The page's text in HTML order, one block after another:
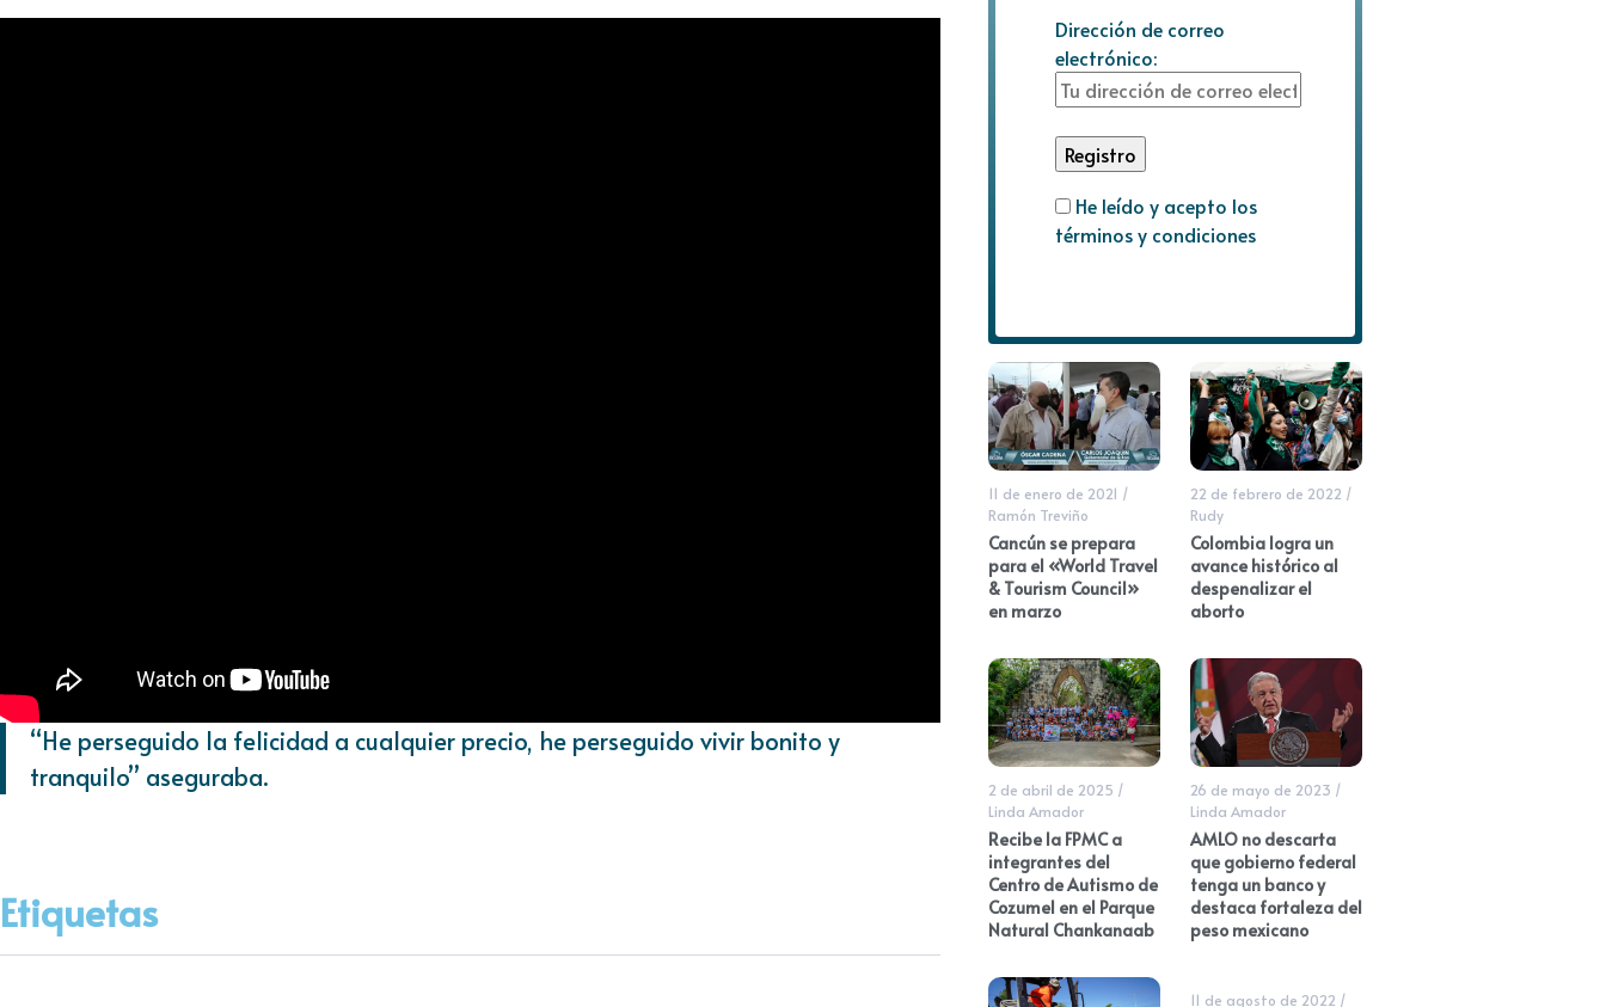
“He perseguido la felicidad a cualquier precio, he perseguido vivir bonito y
tranquilo” aseguraba.
Etiquetas
Dirección de correo
electrónico:
He leído y acepto los
términos y condiciones
11 de enero de 2021 /
Ramón Treviño
Cancún se prepara
para el «World Travel
& Tourism Council»
en marzo
22 de febrero de 2022 /
Rudy
Colombia logra un
avance histórico al
despenalizar el
aborto
2 de abril de 2025 /
Linda Amador
Recibe la FPMC a
integrantes del
Centro de Autismo de
Cozumel en el Parque
Natural Chankanaab
26 de mayo de 2023 /
Linda Amador
AMLO no descarta
que gobierno federal
tenga un banco y
destaca fortaleza del
peso mexicano
11 de agosto de 2022 /